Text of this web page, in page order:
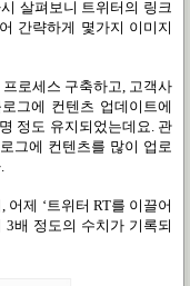
살펴보니 트위터의 링크
간략하게 몇가지 이미지
로세스 구축하고, 고객사
그에 컨텐츠 업데이트에
명 정도 유지되었는데요. 관
그에 컨텐츠를 많이 업로
.
, 어제 ‘트위터 RT를 이끌어
3배 정도의 수치가 기록되